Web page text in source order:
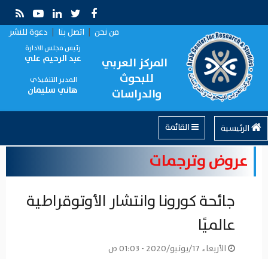
من نحن | اتصل بنا | دعوة للنشر
المركز العربي
للبحوث
والدراسات
رئيس مجلس الادارة
عبد الرحيم علي
المدير التنفيذي
هاني سليمان
الرئيسية
عروض وترجمات
جائحة كورونا وانتشار الأوتوقراطية
عالميًا
الأربعاء 17/يونيو/2020 - 01:03 ص